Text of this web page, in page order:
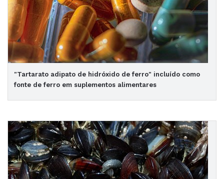
"Tartarato adipato de hidróxido de ferro" incluído como
fonte de ferro em suplementos alimentares